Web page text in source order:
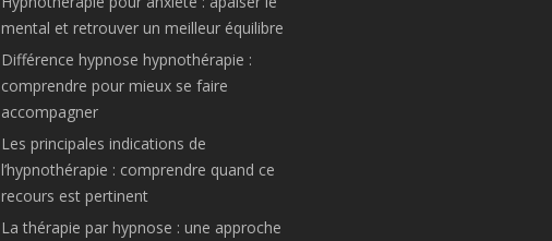
mental et retrouver un meilleur équilibre
Différence hypnose hypnothérapie :
comprendre pour mieux se faire
accompagner
Les principales indications de
l’hypnothérapie : comprendre quand ce
recours est pertinent
La thérapie par hypnose : une approche